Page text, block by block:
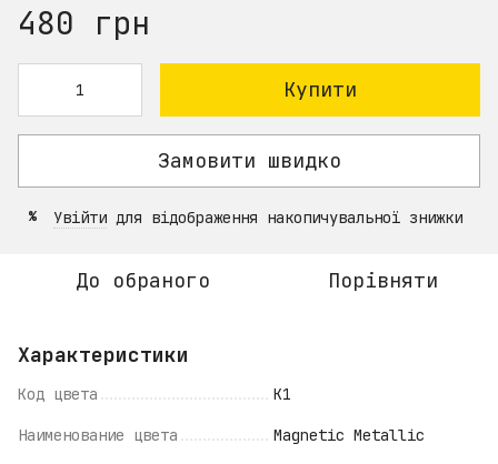
480 грн
Купити
Замовити швидко
% Увійти для відображення накопичувальної знижки
До обраного Порівняти
Характеристики
Код цвета K1
Наименование цвета Magnetic Metallic